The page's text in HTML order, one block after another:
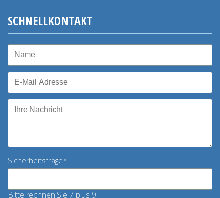
SCHNELLKONTAKT
Pflichtfeld
Sicherheitsfrage*
Bitte rechnen Sie 7 plus 9.